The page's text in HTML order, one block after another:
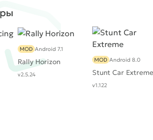
Rally Horizon
MOD Android 7.1
v2.5.24 Stunt Car Extreme
MOD Android 8.0
v1.122